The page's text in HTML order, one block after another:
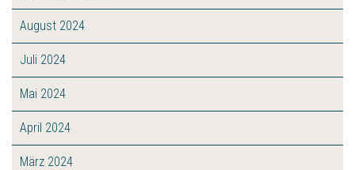
August 2024
Juli 2024
Mai 2024
April 2024
März 2024